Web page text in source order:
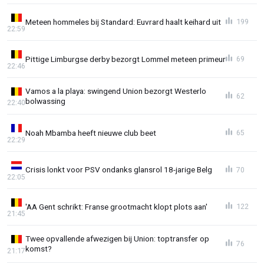
Meteen hommeles bij Standard: Euvrard haalt keihard uit
22:59
199
Pittige Limburgse derby bezorgt Lommel meteen primeur
22:46
69
Vamos a la playa: swingend Union bezorgt Westerlo
bolwassing
22:40
62
Noah Mbamba heeft nieuwe club beet
22:29
65
Crisis lonkt voor PSV ondanks glansrol 18-jarige Belg
22:05
70
'AA Gent schrikt: Franse grootmacht klopt plots aan'
21:45
122
Twee opvallende afwezigen bij Union: toptransfer op
komst?
21:17
76